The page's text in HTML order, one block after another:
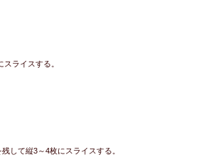
ライスする。
して縦3～4枚にスライスする。